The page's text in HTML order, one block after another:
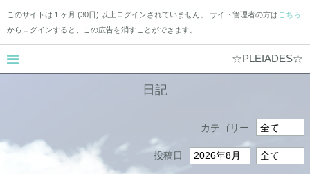
このサイトは１ヶ月 (30日) 以上ログインされていません。 サイト管理者の方は こちら
からログインすると、この広告を消すことができます。
☆PLEIADES☆
日記
カテゴリー
投稿日